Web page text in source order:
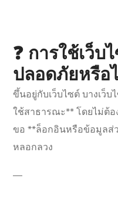
❓ การใช้เว็
ปลอดภัยหรือ
ขึ้นอยู่กับเว็บไซต์ บางเว็บ
ใช้สาธารณะ** โดยไม่ต้อ
ขอ **ล็อกอินหรือข้อมูลส่ว
หลอกลวง
—